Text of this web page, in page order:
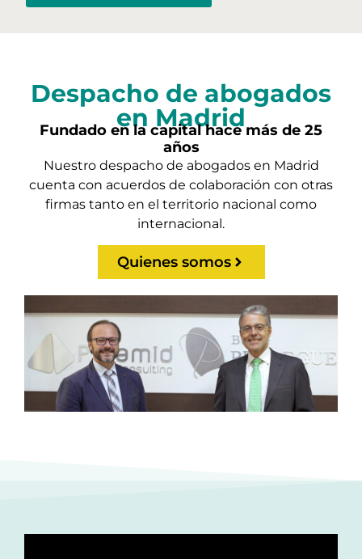
Despacho de abogados
en Madrid
Fundado en la capital hace más de 25
años
Nuestro despacho de abogados en Madrid
cuenta con acuerdos de colaboración con otras
firmas tanto en el territorio nacional como
internacional.
Quienes somos